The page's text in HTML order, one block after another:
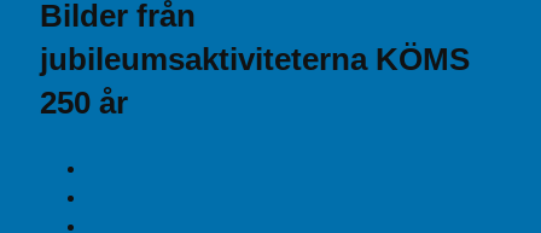
Bilder från
jubileumsaktiviteterna KÖMS
250 år